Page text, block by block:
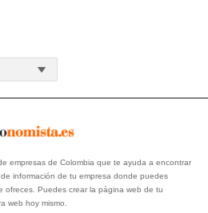
empresas de Colombia que te ayuda a encontrar
información de tu empresa donde puedes
ofreces. Puedes crear la página web de tu
web hoy mismo.